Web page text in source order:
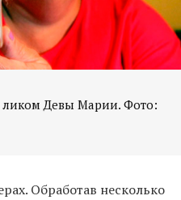
ликом Девы Марии. Фото:
Обработав несколько